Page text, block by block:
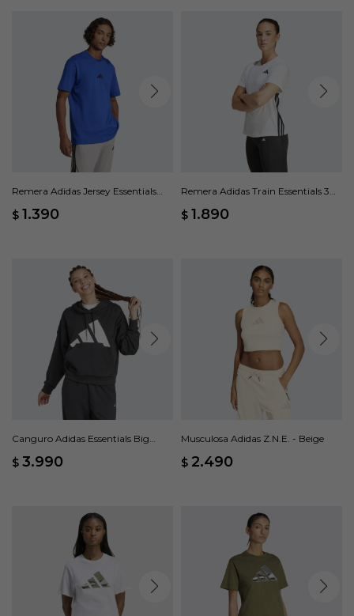
Remera Adidas Jersey Essentials
$ 1.390
Remera Adidas Train Essentials 3
$ 1.890
Canguro Adidas Essentials Big
$ 3.990
Musculosa Adidas Z.N.E. - Beige
$ 2.490